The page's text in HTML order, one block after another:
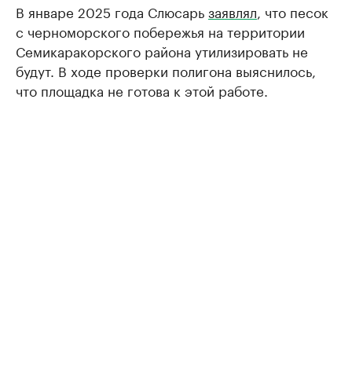
В январе 2025 года Слюсарьзаявлял , что песок
с черноморского побережья на территории
Семикаракорского района утилизировать не
будут. В ходе проверки полигона выяснилось,
что площадка не готова к этой работе.